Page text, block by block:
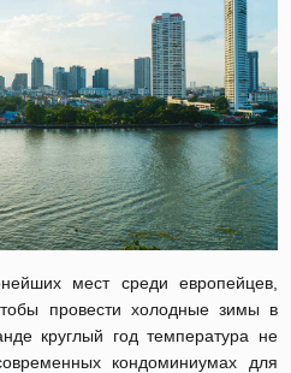
мест среди европейцев,
провести холодные зимы в
круглый год температура не
кондоминиумах для